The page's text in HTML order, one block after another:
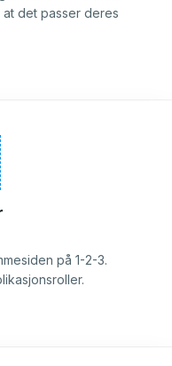
det passer deres
på 1-2-3.